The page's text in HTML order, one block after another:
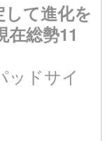
て進化を
総勢11
ッドサイ